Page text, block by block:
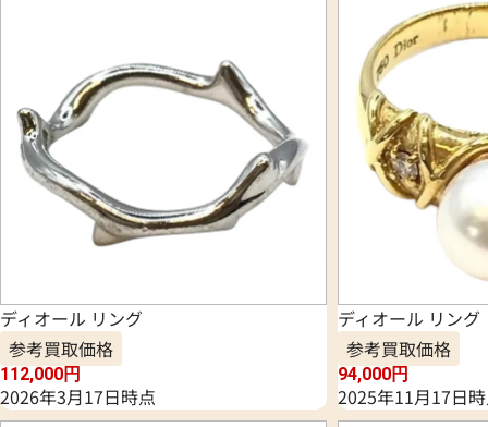
ディオール リング
参考買取価格
112,000円
2026年3月17日時点
ディオール リング
参考買取価格
94,000円
2025年11月17日